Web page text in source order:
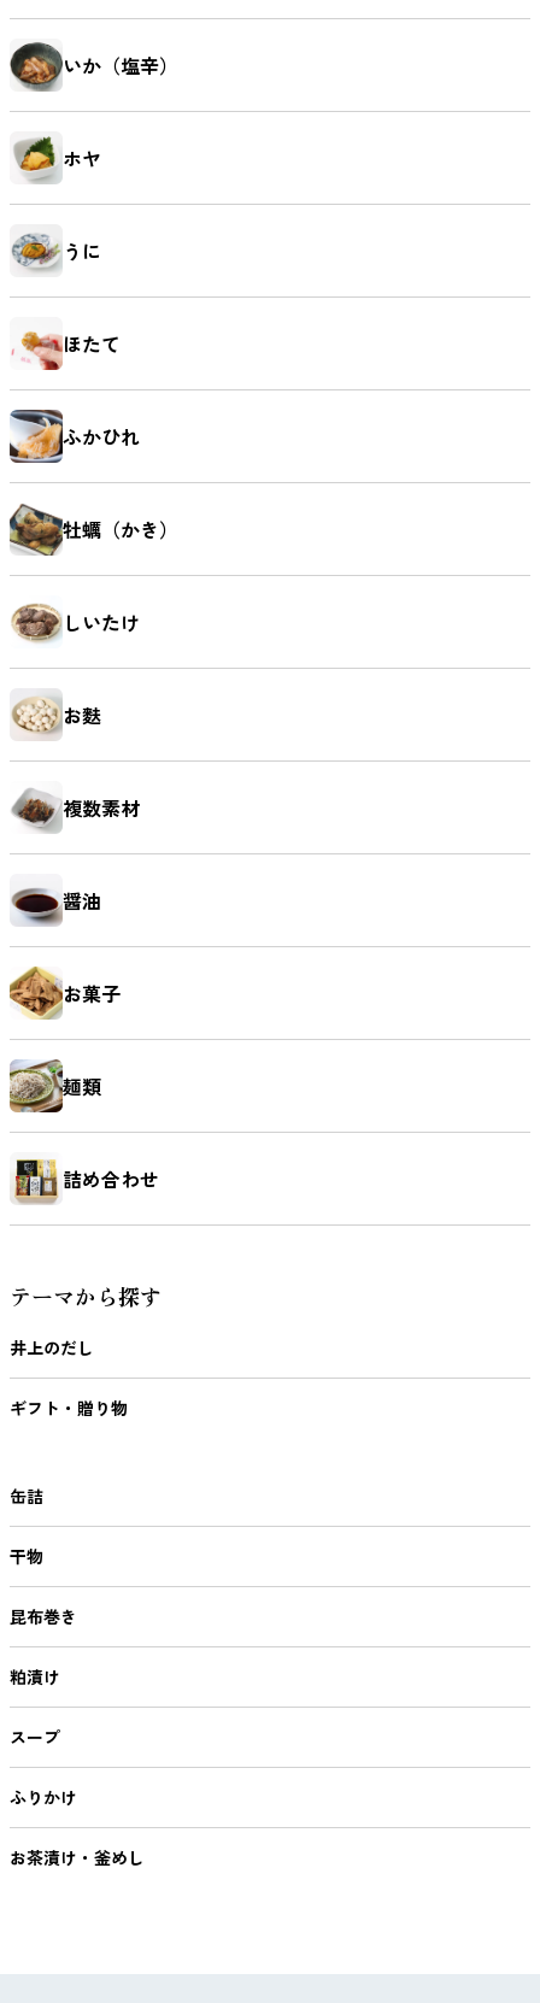
いか（塩辛）
ホヤ
うに
ほたて
ふかひれ
牡蠣（かき）
しいたけ
お麩
複数素材
醤油
お菓子
麺類
詰め合わせ
テーマから探す
井上のだし
ギフト・贈り物
缶詰
干物
昆布巻き
粕漬け
スープ
ふりかけ
お茶漬け・釜めし